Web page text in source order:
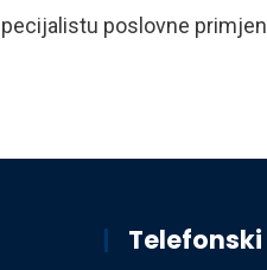
poslovne